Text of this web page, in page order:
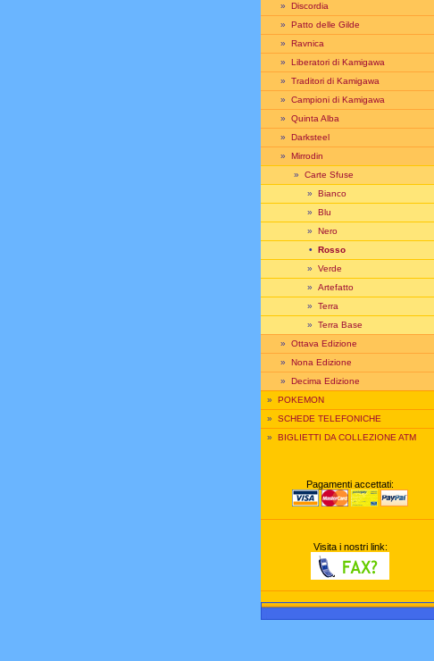
» Discordia
» Patto delle Gilde
» Ravnica
» Liberatori di Kamigawa
» Traditori di Kamigawa
» Campioni di Kamigawa
» Quinta Alba
» Darksteel
» Mirrodin
» Carte Sfuse
» Bianco
» Blu
» Nero
• Rosso
» Verde
» Artefatto
» Terra
» Terra Base
» Ottava Edizione
» Nona Edizione
» Decima Edizione
» POKEMON
» SCHEDE TELEFONICHE
» BIGLIETTI DA COLLEZIONE ATM
Pagamenti accettati:
Visita i nostri link: